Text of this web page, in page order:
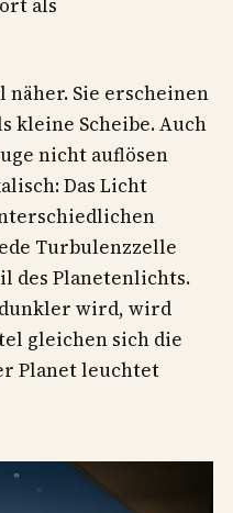
als
näher. Sie erscheinen
kleine Scheibe. Auch
nicht auflösen
Das Licht
Turbulenzzelle
des Planetenlichts.
wird, wird
gleichen sich die
Planet leuchtet